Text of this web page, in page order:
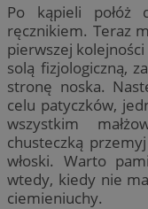
Po kąpieli
ręcznikiem. Teraz
pierwszej
solą fizjologiczną,
stronę noska.
celu patyczków,
wszystkim
chusteczką
włoski. Warto
wtedy, kiedy nie
ciemieniuchy.